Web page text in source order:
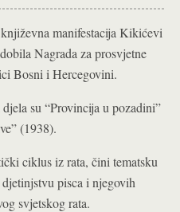
manifestacija Kikićevi
Nagrada za prosvjetne
Bosni i Hercegovini.
su “Provincija u pozadini”
(1938).
ciklus iz rata, čini tematsku
pisca i njegovih
svjetskog rata.